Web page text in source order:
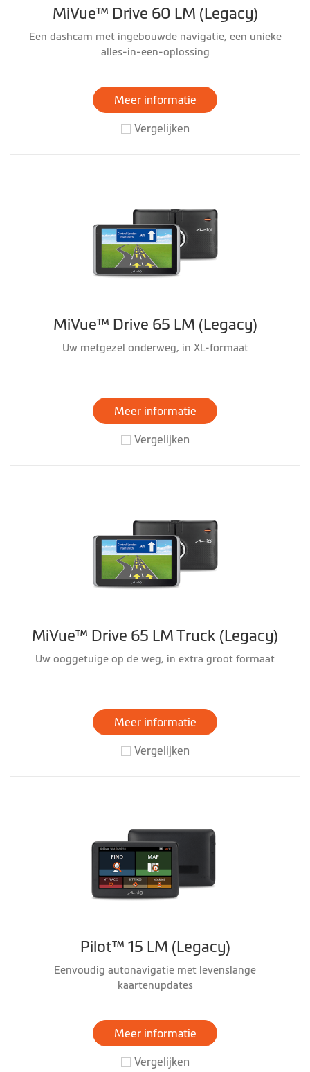
MiVue™ Drive 60 LM (Legacy)
Een dashcam met ingebouwde navigatie, een unieke
alles-in-een-oplossing
Meer informatie
Vergelijken
MiVue™ Drive 65 LM (Legacy)
Uw metgezel onderweg, in XL-formaat
Meer informatie
Vergelijken
MiVue™ Drive 65 LM Truck (Legacy)
Uw ooggetuige op de weg, in extra groot formaat
Meer informatie
Vergelijken
Pilot™ 15 LM (Legacy)
Eenvoudig autonavigatie met levenslange
kaartenupdates
Meer informatie
Vergelijken